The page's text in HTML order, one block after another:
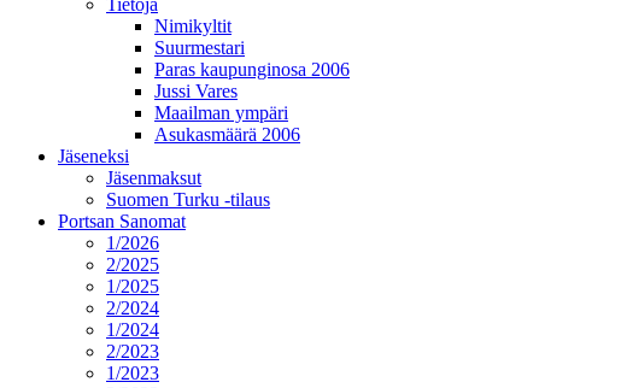
Tietoja
Nimikyltit
Suurmestari
Paras kaupunginosa 2006
Jussi Vares
Maailman ympäri
Asukasmäärä 2006
Jäseneksi
Jäsenmaksut
Suomen Turku -tilaus
Portsan Sanomat
1/2026
2/2025
1/2025
2/2024
1/2024
2/2023
1/2023